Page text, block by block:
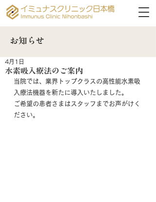
お知らせ
水素吸入療法のご案内
4月1日
当院では、業界トップクラスの高性能水素吸
入療法機器を新たに導入いたしました。
ご希望の患者さまはスタッフまでお声がけく
ださい。